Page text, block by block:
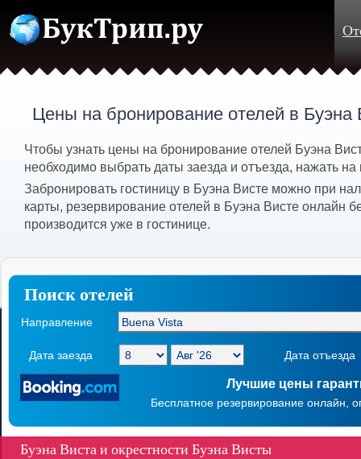
Цены на бронирование отелей в
Чтобы узнать цены на бронирование отелей Буэна
необходимо выбрать даты заезда и отъезда, нажать на
Забронировать гостиницу в Буэна Висте можно при
карты, резервирование отелей в Буэна Висте онлайн
производится уже в гостинице.
Поиск отелей
Направление
Дата заезда Дата отъезда
Лучшие цены
Бесплатное резервирование онлайн,
Буэна Виста и окрестности Буэна Висты